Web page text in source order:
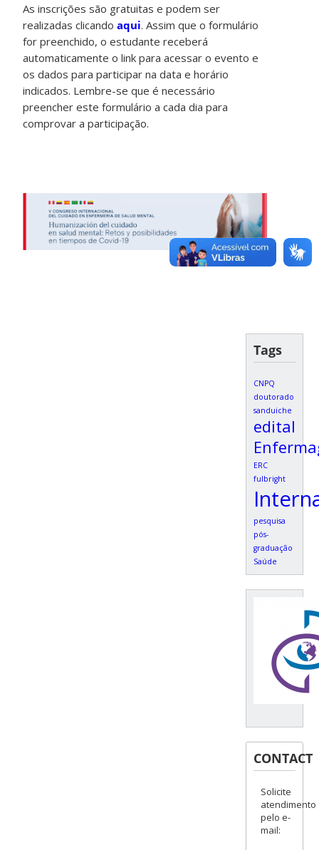
As inscrições são gratuitas e podem ser
realizadas clicandoaqui. Assim que o formulário
for preenchido, o estudante receberá
automaticamente o link para acessar o evento e
os dados para participar na data e horário
indicados. Lembre-se que é necessário
preencher este formulário a cada dia para
comprovar a participação.
Tags
CNPQ
doutorado
sanduiche
edital
ERC
fulbright
pesquisa
pós-
graduação
Saúde
CONTACT
Solicite
atendimento
pelo e-
mail: